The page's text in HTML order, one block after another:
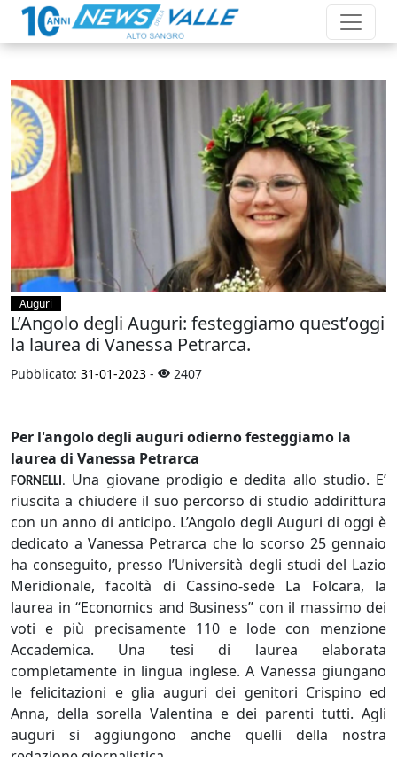
Auguri
L’Angolo degli Auguri: festeggiamo quest’oggi
la laurea di Vanessa Petrarca.
Pubblicato: 31-01-2023 - 2407
Per l'angolo degli auguri odierno festeggiamo la
laurea di Vanessa Petrarca
FORNELLI . Una giovane prodigio e dedita allo studio. E’
riuscita a chiudere il suo percorso di studio addirittura
con un anno di anticipo. L’Angolo degli Auguri di oggi è
dedicato a Vanessa Petrarca che lo scorso 25 gennaio
ha conseguito, presso l’Università degli studi del Lazio
Meridionale, facoltà di Cassino-sede La Folcara, la
laurea in “Economics and Business” con il massimo dei
voti e più precisamente 110 e lode con menzione
Accademica. Una tesi di laurea elaborata
completamente in lingua inglese. A Vanessa giungano
le felicitazioni e glia auguri dei genitori Crispino ed
Anna, della sorella Valentina e dei parenti tutti. Agli
auguri si aggiungono anche quelli della nostra